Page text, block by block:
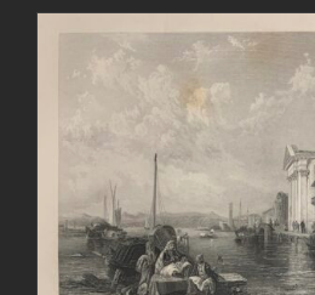
AGGIUNGI AL CARRELLO